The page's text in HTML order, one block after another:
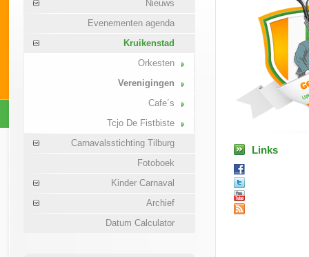
Nieuws
Evenementen agenda
Kruikenstad
Orkesten
Verenigingen
Cafe´s
Tcjo De Fistbiste
Carnavalsstichting Tilburg
Fotoboek
Kinder Carnaval
Archief
Datum Calculator
Links